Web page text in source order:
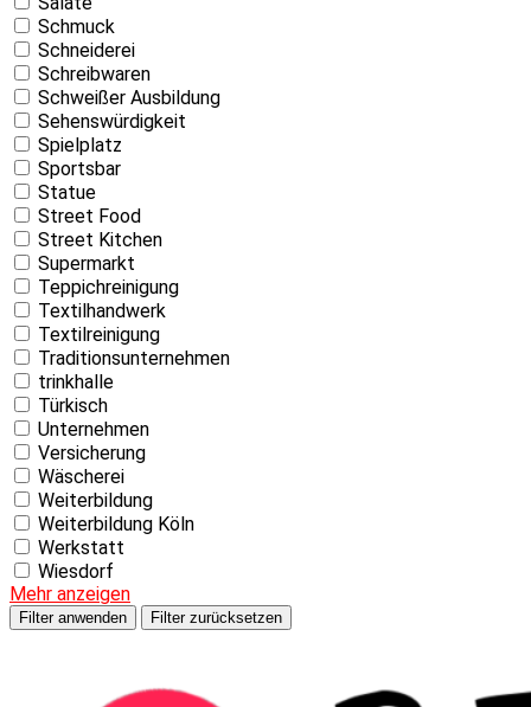
Schmuck
Schneiderei
Schreibwaren
Schweißer Ausbildung
Sehenswürdigkeit
Spielplatz
Sportsbar
Statue
Street Food
Street Kitchen
Supermarkt
Teppichreinigung
Textilhandwerk
Textilreinigung
Traditionsunternehmen
trinkhalle
Türkisch
Unternehmen
Versicherung
Wäscherei
Weiterbildung
Weiterbildung Köln
Werkstatt
Wiesdorf
Mehr anzeigen
Filter anwenden Filter zurücksetzen